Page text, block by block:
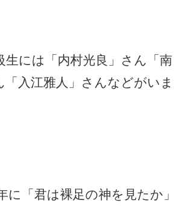
生には「内村光良」さん「南
「入江雅人」さんなどがいま
に「君は裸足の神を見たか」